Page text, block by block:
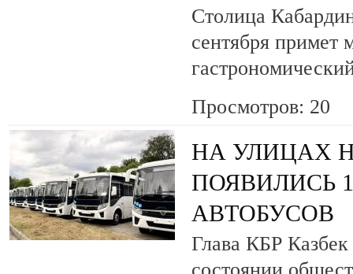
Столица
сентября примет
Просмотров: 20
НА УЛИЦАХ
ПОЯВИЛИСЬ
АВТОБУСОВ
Глава КБР
состоянии